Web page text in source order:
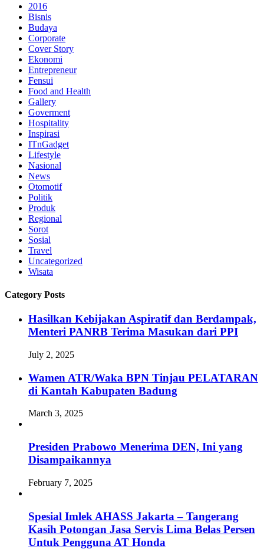
2016
Bisnis
Budaya
Corporate
Cover Story
Ekonomi
Entrepreneur
Fensui
Food and Health
Gallery
Goverment
Hospitality
Inspirasi
ITnGadget
Lifestyle
Nasional
News
Otomotif
Politik
Produk
Regional
Sorot
Sosial
Travel
Uncategorized
Wisata
Category Posts
Hasilkan Kebijakan Aspiratif dan Berdampak,
Menteri PANRB Terima Masukan dari PPI
July 2, 2025
Wamen ATR/Waka BPN Tinjau PELATARAN
di Kantah Kabupaten Badung
March 3, 2025
Presiden Prabowo Menerima DEN, Ini yang
Disampaikannya
February 7, 2025
Spesial Imlek AHASS Jakarta – Tangerang
Kasih Potongan Jasa Servis Lima Belas Persen
Untuk Pengguna AT Honda